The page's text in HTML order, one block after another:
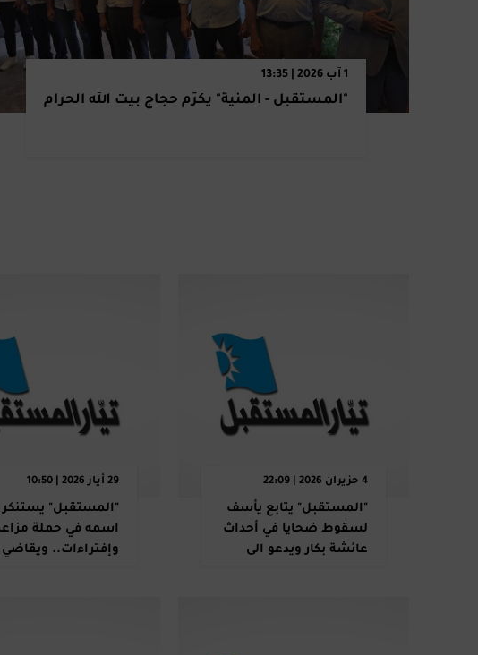
1 آب 2026 | 13:35
"المستقبل - المنية" يكرّم حجاج بيت الله الحرام
4 حزيران 2026 | 22:09
"المستقبل" يتابع يأسف
لسقوط ضحايا في أحداث
عائشة بكار ويدعو الى
29 أيار 2026 | 10:50
"المستقبل" يستنكر
اسمه في حملة
وإفتراءات.. ويقاضي